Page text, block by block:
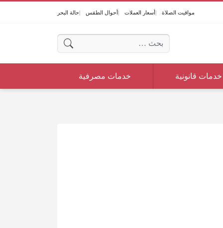
مواقيت الصلاة أسعار العملات أحوال الطقس حالة البحر
البحث عن:
خدمات قانونية خدمات مصرفية